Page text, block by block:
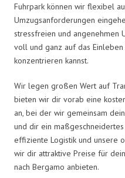
Fuhrpark können wir flexibel
Umzugsanforderungen
stressfreien und angenehmen
voll und ganz auf das
konzentrieren kannst.
Wir legen großen Wert auf
bieten wir dir vorab eine
an, bei der wir gemeinsam
und dir ein
effiziente Logistik und unsere
wir dir attraktive Preise für
nach Bergamo anbieten.